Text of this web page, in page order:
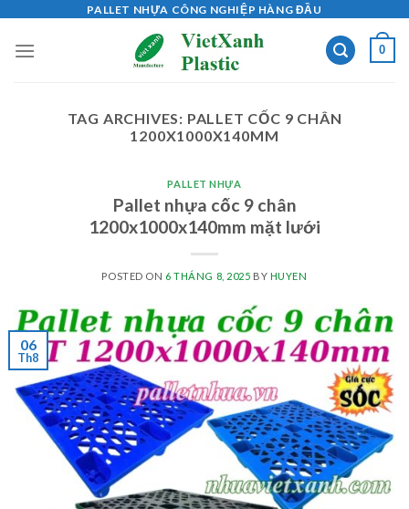
content
PALLET NHỰA CÔNG NGHIỆP HÀNG ĐẦU
0
TAG ARCHIVES: PALLET CỐC 9 CHÂN
1200X1000X140MM
PALLET NHỰA
Pallet nhựa cốc 9 chân
1200x1000x140mm mặt lưới
POSTED ON 6 THÁNG 8, 2025 BY HUYEN
06
Th8